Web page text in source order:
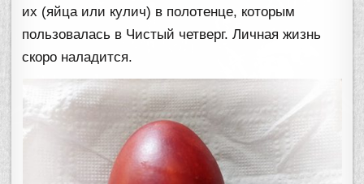
их (яйца или кулич) в полотенце, которым
пользовалась в Чистый четверг. Личная жизнь
скоро наладится.